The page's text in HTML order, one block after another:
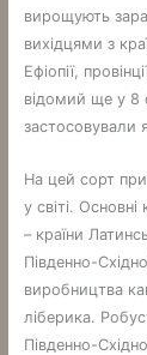
вирощують
вихідцями з
Ефіопії,
відомий ще у 8
застосовували
На цей сорт
у світі.
– країни
Південно-
виробництва
ліберика.
Південно-